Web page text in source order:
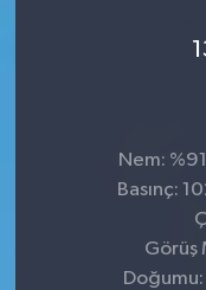
Nem:
Basınç:
Görüş
Doğumu:
Sağlık
Son Dakika